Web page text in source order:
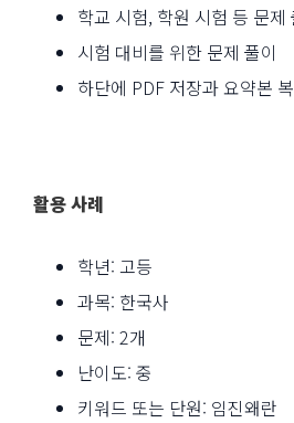
학교 시험, 학원 시험 등 문제
시험 대비를 위한 문제 풀이
하단에 PDF 저장과 요약본
활용 사례
학년: 고등
과목: 한국사
문제: 2개
난이도: 중
키워드 또는 단원: 임진왜란